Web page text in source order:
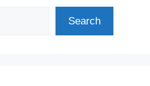
Search